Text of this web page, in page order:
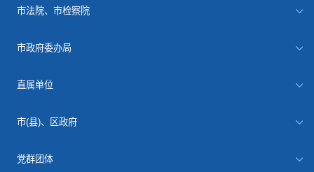
市法院、市检察院
市政府委办局
直属单位
市(县)、区政府
党群团体